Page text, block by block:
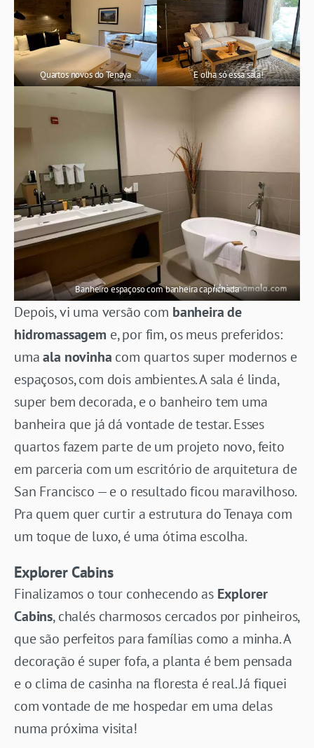
Quartos novos do Tenaya E olha só essa sala!
Banheiro espaçoso com banheira caprichada
Depois, vi uma versão com banheira de
hidromassagem e, por fim, os meus preferidos:
umaala novinha com quartos super modernos e
espaçosos, com dois ambientes. A sala é linda,
super bem decorada, e o banheiro tem uma
banheira que já dá vontade de testar. Esses
quartos fazem parte de um projeto novo, feito
em parceria com um escritório de arquitetura de
San Francisco — e o resultado ficou maravilhoso.
Pra quem quer curtir a estrutura do Tenaya com
um toque de luxo, é uma ótima escolha.
Explorer Cabins
Finalizamos o tour conhecendo as Explorer
Cabins, chalés charmosos cercados por pinheiros,
que são perfeitos para famílias como a minha. A
decoração é super fofa, a planta é bem pensada
e o clima de casinha na floresta é real. Já fiquei
com vontade de me hospedar em uma delas
numa próxima visita!